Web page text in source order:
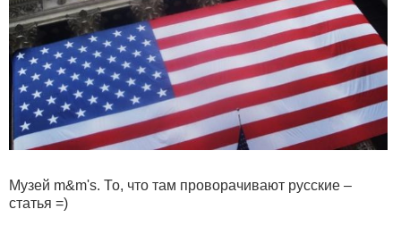
Музей m&m's. То, что там проворачивают русские –
статья =)